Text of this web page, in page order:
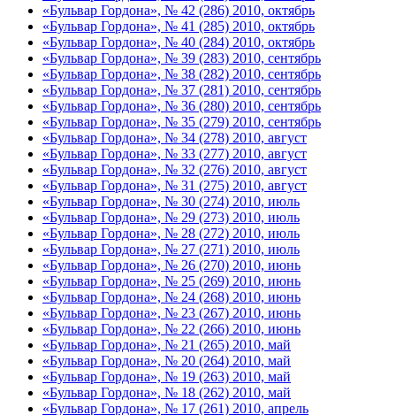
«Бульвар Гордона», № 42 (286) 2010, октябрь
«Бульвар Гордона», № 41 (285) 2010, октябрь
«Бульвар Гордона», № 40 (284) 2010, октябрь
«Бульвар Гордона», № 39 (283) 2010, сентябрь
«Бульвар Гордона», № 38 (282) 2010, сентябрь
«Бульвар Гордона», № 37 (281) 2010, сентябрь
«Бульвар Гордона», № 36 (280) 2010, сентябрь
«Бульвар Гордона», № 35 (279) 2010, сентябрь
«Бульвар Гордона», № 34 (278) 2010, август
«Бульвар Гордона», № 33 (277) 2010, август
«Бульвар Гордона», № 32 (276) 2010, август
«Бульвар Гордона», № 31 (275) 2010, август
«Бульвар Гордона», № 30 (274) 2010, июль
«Бульвар Гордона», № 29 (273) 2010, июль
«Бульвар Гордона», № 28 (272) 2010, июль
«Бульвар Гордона», № 27 (271) 2010, июль
«Бульвар Гордона», № 26 (270) 2010, июнь
«Бульвар Гордона», № 25 (269) 2010, июнь
«Бульвар Гордона», № 24 (268) 2010, июнь
«Бульвар Гордона», № 23 (267) 2010, июнь
«Бульвар Гордона», № 22 (266) 2010, июнь
«Бульвар Гордона», № 21 (265) 2010, май
«Бульвар Гордона», № 20 (264) 2010, май
«Бульвар Гордона», № 19 (263) 2010, май
«Бульвар Гордона», № 18 (262) 2010, май
«Бульвар Гордона», № 17 (261) 2010, апрель